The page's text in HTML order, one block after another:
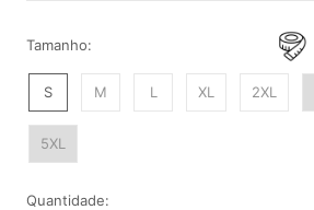
Tamanho:
S M L XL 2XL
5XL
Quantidade: